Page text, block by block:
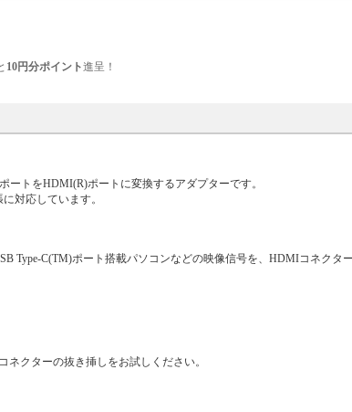
10円分ポイント進呈！
ートをHDMI(R)ポートに変換するアダプターです。
対応しています。
Type-C(TM)ポート搭載パソコンなどの映像信号を、HDMIコネクタ
クターの抜き挿しをお試しください。